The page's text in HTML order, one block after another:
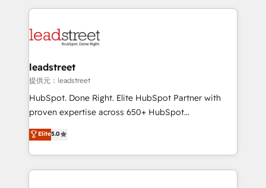
HubSpot projects for mid-market and enterprise
combine HubSpot, data, and AI to design connected
and technology for predictable, scalable revenue
growth. Our expertise spans RevOps, CRM and data
architecture, AI enablement, and strategic marketing,
delivered through our proprietary FLAIR framework
Partner and ISO 27001:2022 certified consultancy,
we blend strategy, creativity, and technology to help
leadstreet
提供元：leadstreet
HubSpot. Done Right. Elite HubSpot Partner with
proven expertise across 650+ HubSpot
implementations. With 12+ years of HubSpot
experience, we help you use the HubSpot platform
to its fullest capacity, improve your current HubSpot
website, or build your new one.
Elite5.0